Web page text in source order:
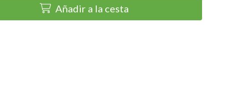
Añadir a la cesta